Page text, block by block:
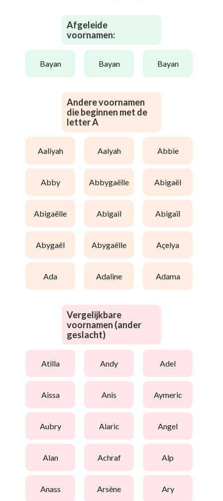
Afgeleide
voornamen:
bayan bayan bayan
Andere voornamen
die beginnen met de
letter A
aaliyah aalyah abbie
abby abbygaëlle abigaël
abigaëlle abigail abigaïl
abygaël abygaëlle açelya
ada adaline adama
Vergelijkbare
voornamen (ander
geslacht)
atilla andy adel
aissa anis aymeric
aubry alaric angel
alan achraf alp
anass arsène ary